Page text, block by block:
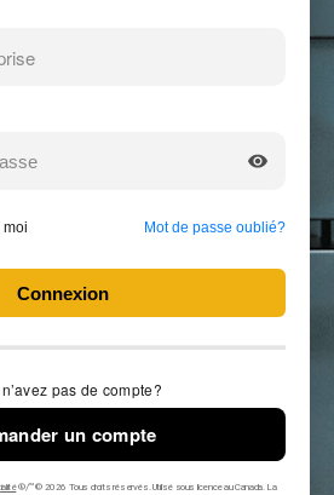
moi Mot de passe oublié?
pas de compte?
un compte
®/™ © 2026 Tous droits réservés. Utilisé sous licence au Canada. La